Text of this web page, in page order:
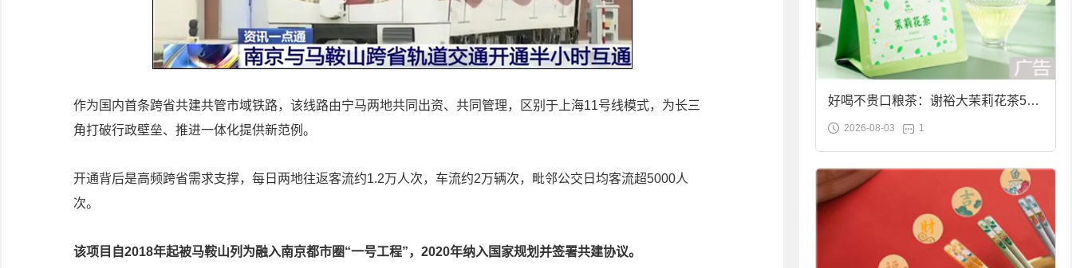
作为国内首条跨省共建共管市域铁路，该线路由宁马两地共同出资、共同管理，区别于上海11号线模式，为长三
角打破行政壁垒、推进一体化提供新范例。
开通背后是高频跨省需求支撑，每日两地往返客流约1.2万人次，车流约2万辆次，毗邻公交日均客流超5000人
次。
该项目自2018年起被马鞍山列为融入南京都市圈“一号工程”，2020年纳入国家规划并签署共建协议。
好喝不贵口粮茶：谢裕大茉莉花茶50g
袋装9.9元到手
2026-08-03 1